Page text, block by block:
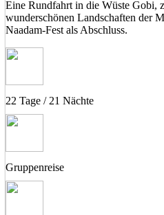
Eine Rundfahrt in die Wüste Gobi,
wunderschönen Landschaften der
Naadam-Fest als Abschluss.
22 Tage / 21 Nächte
Gruppenreise